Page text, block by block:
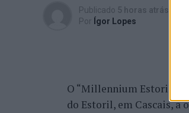
Publicado 5 horas atrás
Por Ígor Lopes
O “Millennium Estoril
do Estoril, em Cascais, a